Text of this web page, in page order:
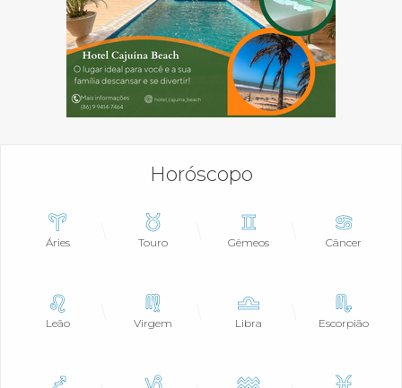
Horóscopo
Áries Touro Gêmeos Câncer
Leão Virgem Libra Escorpião